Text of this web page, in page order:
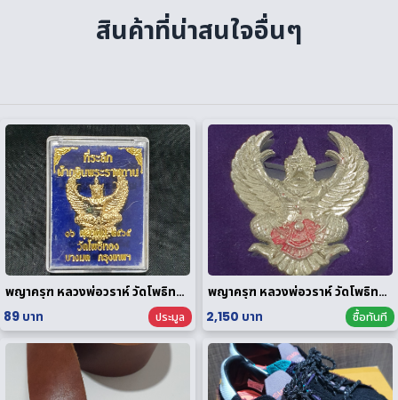
สินค้าที่น่าสนใจอื่นๆ
พญาครุฑ หลวงพ่อวราห์ วัดโพธิทอง กฐินพระราชทาน ปี 2564 เนื้อกะไหล่ทอง
89 บาท
ประมูล
พญาครุฑ หลวงพ่อวราห์ วัดโพธิทอง มหาบารมี2 เนื้อสัมฤทธิ์เงิน
2,150 บาท
ซื้อทันที